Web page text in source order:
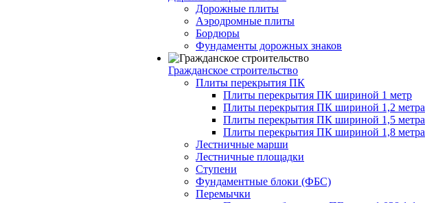
Дорожные плиты
Аэродромные плиты
Бордюры
Фундаменты дорожных знаков
Гражданское строительство
Плиты перекрытия ПК
Плиты перекрытия ПК шириной 1 метр
Плиты перекрытия ПК шириной 1,2 метра
Плиты перекрытия ПК шириной 1,5 метра
Плиты перекрытия ПК шириной 1,8 метра
Лестничные марши
Лестничные площадки
Ступени
Фундаментные блоки (ФБС)
Перемычки